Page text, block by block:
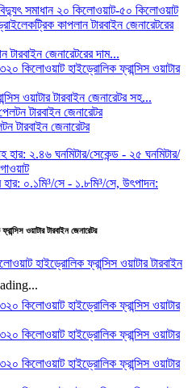
সমাধান ২০ কিলোওয়াট-৫০ কিলোওয়াট
টারবাইন জেনারেটরের দাম...
ওয়াটার টারবাইন জেনারেটর সহ...
টারবাইন জেনারেটর
ওয়াটার টারবাইন জেনারেটর